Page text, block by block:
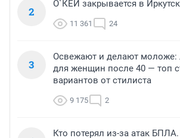
2
О`КЕЙ закрывается в
11 361 24
3
Освежают и делают моложе:
для женщин после 40 — топ
вариантов от стилиста
9 175 2
Кто потерял из-за атак